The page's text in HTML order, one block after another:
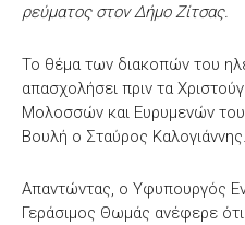
ρεύματος στον Δήμο Ζίτσας.
Το θέμα των διακοπών του
απασχολήσει πριν τα
Μολοσσών και Ευρυμενών
Βουλή ο Σταύρος Καλογιάννης.
Απαντώντας, ο Υφυπουργός
Γεράσιμος Θωμάς ανέφερε